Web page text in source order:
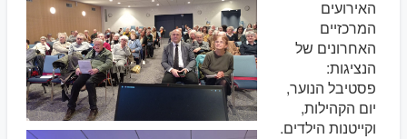
האירועים
המרכזיים
האחרונים של
הנציגות:
פסטיבל הנוער,
יום הקהילות,
וקייטנות הילדים.